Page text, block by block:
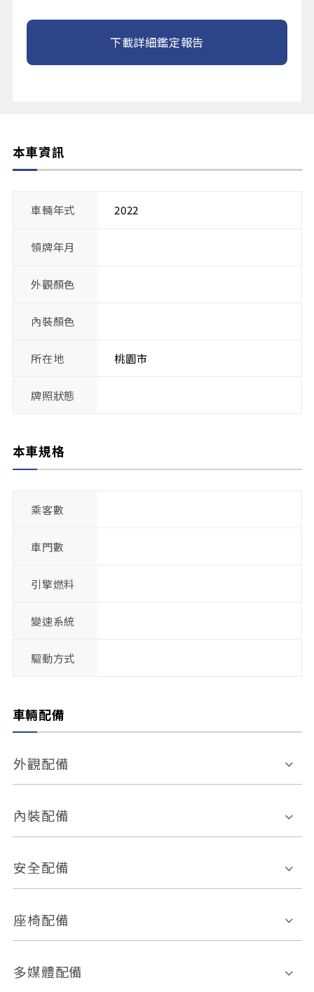
下載詳細鑑定報告
本車資訊
車輛年式 2022
領牌年月
外觀顏色
內裝顏色
所在地 桃園市
牌照狀態
本車規格
乘客數
車門數
引擎燃料
變速系統
驅動方式
車輛配備
外觀配備
電動天窗
後視鏡方向指示燈
內裝配備
多功能方向盤
恆溫空調
安全配備
前座正面氣囊
ABS防鎖死
座椅配備
皮椅
多媒體配備